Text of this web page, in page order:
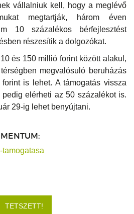
vállalniuk kell, hogy a meglévő
megtartják, három éven
10 százalékos bérfejlesztést
részesítik a dolgozókat.
és 150 millió forint között alakul,
megvalósuló beruházás
is lehet. A támogatás vissza
pedig elérheti az 50 százalékot is.
29-ig lehet benyújtani.
TETSZETT!